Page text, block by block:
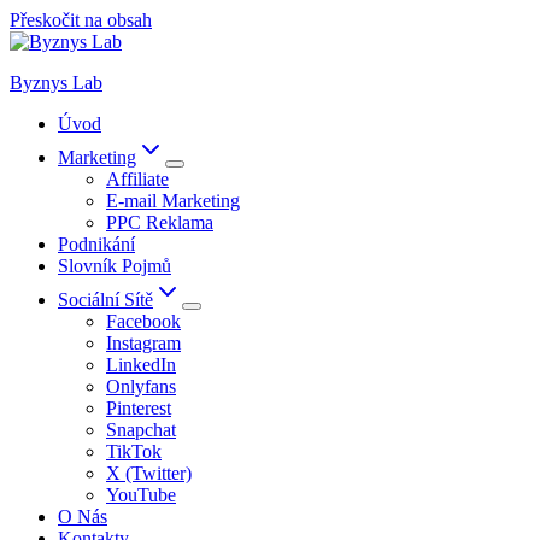
Přeskočit na obsah
Byznys Lab
Úvod
Marketing
Affiliate
E-mail Marketing
PPC Reklama
Podnikání
Slovník Pojmů
Sociální Sítě
Facebook
Instagram
LinkedIn
Onlyfans
Pinterest
Snapchat
TikTok
X (Twitter)
YouTube
O Nás